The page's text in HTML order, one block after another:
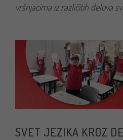
vršnjacima iz različitih delova
SVET JEZIKA KROZ